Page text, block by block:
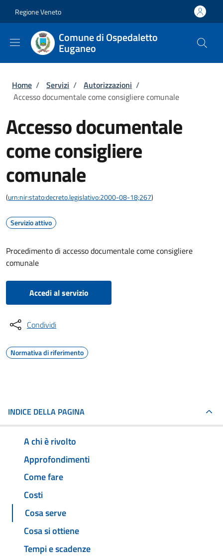
Regione Veneto
Comune di Ospedaletto
Euganeo
Briciole di pane
Home / Servizi / Autorizzazioni /
Accesso documentale come consigliere comunale
Accesso documentale
come consigliere
comunale
(urn:nir:stato:decreto.legislativo:2000-08-18;267)
Servizio attivo
Procedimento di accesso documentale come consigliere
comunale
Accedi al servizio
Condividi
Normativa di riferimento
INDICE DELLA PAGINA
A chi è rivolto
Approfondimenti
Come fare
Costi
Cosa serve
Cosa si ottiene
Tempi e scadenze